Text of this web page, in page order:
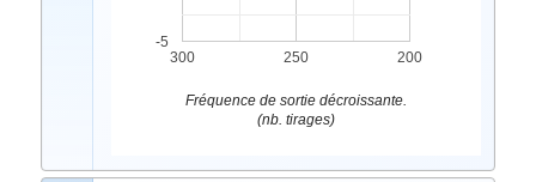
300 250 200
-5
Fréquence de sortie décroissante.
(nb. tirages)